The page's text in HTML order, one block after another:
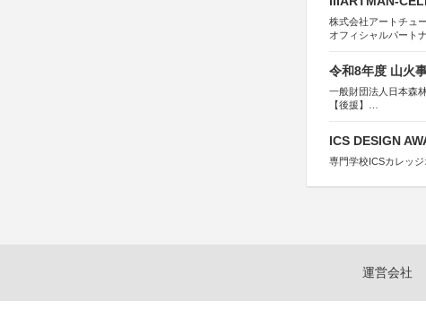
株式会社アートチュ
オフィシャルパート
令和8年度 山火
一般財団法人日本森
【後援】
ICS DESIGN
専門学校ICSカレッ
運営会社